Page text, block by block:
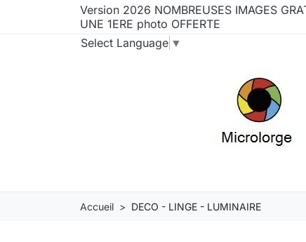
Version 2026 NOMBREUSES IMAGES
UNE 1ERE photo OFFERTE
Select Language ▼
Accueil DECO - LINGE - LUMINAIRE